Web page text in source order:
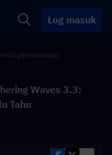
Log masuk
Waves 3.3:
Tahu